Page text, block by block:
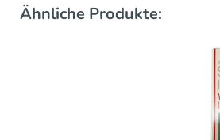
Ähnliche Produkte: